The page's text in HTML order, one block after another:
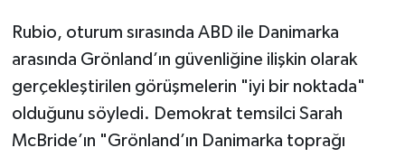
Rubio, oturum sırasında ABD ile Danimarka
arasında Grönland’ın güvenliğine ilişkin olarak
gerçekleştirilen görüşmelerin "iyi bir noktada"
olduğunu söyledi. Demokrat temsilci Sarah
McBride’ın "Grönland’ın Danimarka toprağı